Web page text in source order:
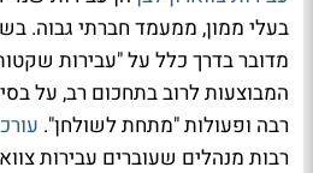
בעלי ממון, ממעמד חברתי גבוה.
מדובר בדרך כלל על "עבירות
המבוצעות לרוב בתחכום רב, על
רבה ופעולות "מתחת לשולחן".
רבות מנהלים שעוברים עבירות